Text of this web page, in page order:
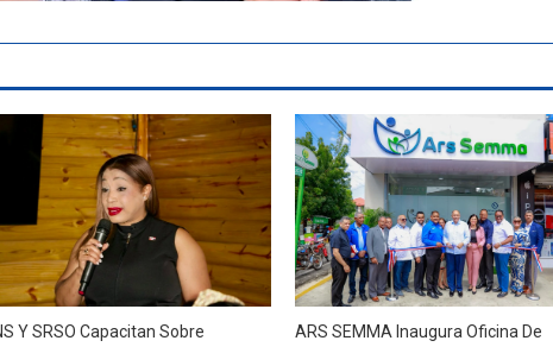
Y SRSO Capacitan Sobre
ARS SEMMA Inaugura Oficina De